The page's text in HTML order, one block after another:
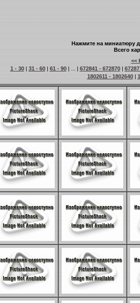
Нажмите на миниатюру
Всего
<<
1 - 30| 31 - 60| 61 - 90| ... | 672841 - 672870|
1802611 - 1802640|